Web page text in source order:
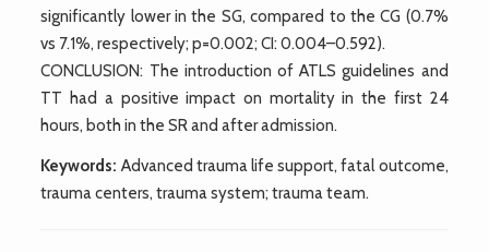
significantly lower in the SG, compared to the CG (0.7%
vs 7.1%, respectively; p=0.002; CI: 0.004–0.592).
CONCLUSION: The introduction of ATLS guidelines and
TT had a positive impact on mortality in the first 24
hours, both in the SR and after admission.
Keywords: Advanced trauma life support, fatal outcome,
trauma centers, trauma system; trauma team.